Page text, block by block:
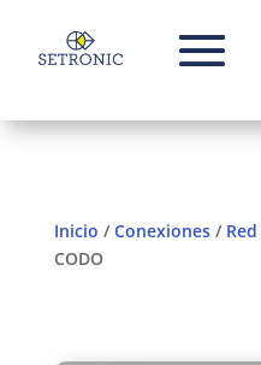
Inicio /Conexiones/ Red
CODO